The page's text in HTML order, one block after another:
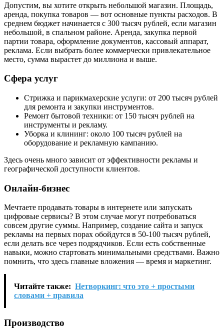
Допустим, вы хотите открыть небольшой магазин. Площадь,
аренда, покупка товаров — вот основные пункты расходов. В
среднем бюджет начинается с 300 тысяч рублей, если магазин
небольшой, в спальном районе. Аренда, закупка первой
партии товара, оформление документов, кассовый аппарат,
реклама. Если выбрать более коммерчески привлекательное
место, сумма вырастет до миллиона и выше.
Сфера услуг
Стрижка и парикмахерские услуги: от 200 тысяч рублей
для ремонта и закупки инструментов.
Ремонт бытовой техники: от 150 тысяч рублей на
инструменты и рекламу.
Уборка и клининг: около 100 тысяч рублей на
оборудование и рекламную кампанию.
Здесь очень много зависит от эффективности рекламы и
географической доступности клиентов.
Онлайн-бизнес
Мечтаете продавать товары в интернете или запускать
цифровые сервисы? В этом случае могут потребоваться
совсем другие суммы. Например, создание сайта и запуск
рекламы на первых порах обойдутся в 50-100 тысяч рублей,
если делать все через подрядчиков. Если есть собственные
навыки, можно стартовать минимальными средствами. Важно
помнить, что здесь главные вложения — время и маркетинг.
Читайте также: Нетворкинг: что это + простыми
словами + правила
Производство